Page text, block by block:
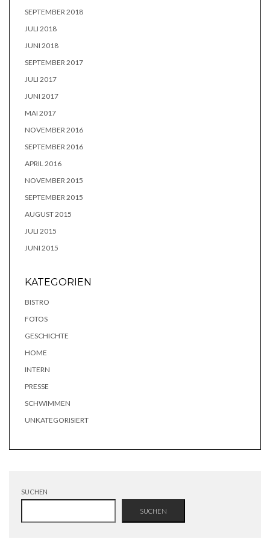
SEPTEMBER 2018
JULI 2018
JUNI 2018
SEPTEMBER 2017
JULI 2017
JUNI 2017
MAI 2017
NOVEMBER 2016
SEPTEMBER 2016
APRIL 2016
NOVEMBER 2015
SEPTEMBER 2015
AUGUST 2015
JULI 2015
JUNI 2015
KATEGORIEN
BISTRO
FOTOS
GESCHICHTE
HOME
INTERN
PRESSE
SCHWIMMEN
UNKATEGORISIERT
SUCHEN
SUCHEN